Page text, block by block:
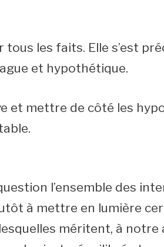
tous les faits. Elle s’est
et hypothétique.
et mettre de côté les
l’ensemble des
à mettre en lumière
méritent, à notre